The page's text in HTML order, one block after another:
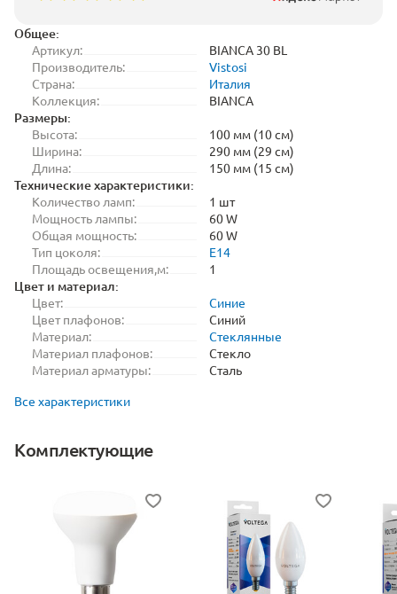
Общее:
Артикул:
BIANCA 30 BL
Производитель:
Vistosi
Страна:
Италия
Коллекция:
BIANCA
Размеры:
Высота:
100 мм (10 см)
Ширина:
290 мм (29 см)
Длина:
150 мм (15 см)
Технические характеристики:
Количество ламп:
1 шт
Мощность лампы:
60 W
Общая мощность:
60 W
Тип цоколя:
E14
Площадь освещения,м:
1
Цвет и материал:
Цвет:
Синие
Цвет плафонов:
Синий
Материал:
Стеклянные
Материал плафонов:
Стекло
Материал арматуры:
Сталь
Все характеристики
Комплектующие